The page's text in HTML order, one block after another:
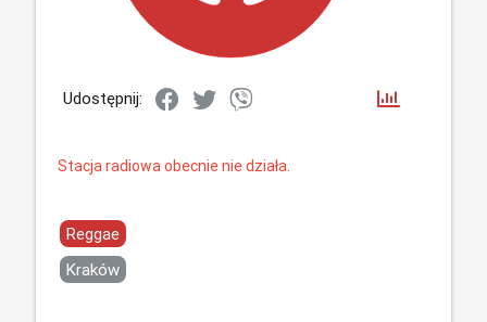
Udostępnij:
Stacja radiowa obecnie nie działa.
Reggae
Kraków